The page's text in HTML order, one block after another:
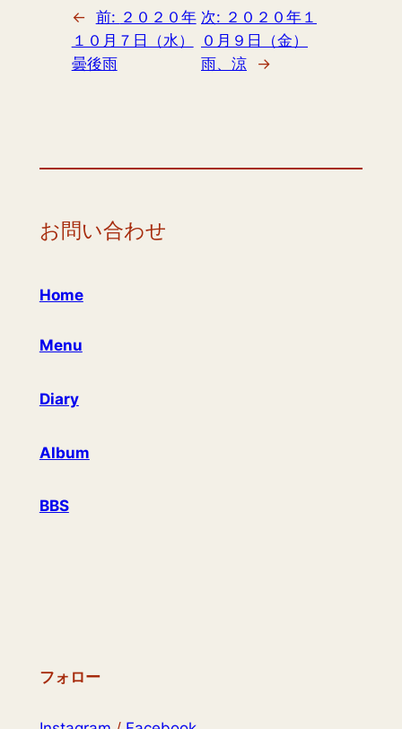
← 前: ２０２０年
１０月７日（水）
曇後雨
次: ２０２０年１
０月９日（金）
雨、涼
→
お問い合わせ
Home
Menu
Diary
Album
BBS
フォロー